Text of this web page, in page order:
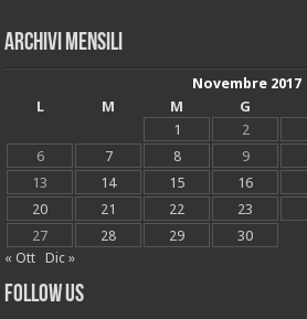
Archivi mensili
Novembre 2017
L
M M G
1
2
6
7 8 9
13
14 15 16
20
21 22 23
27
28 29
30
« Ott
Dic »
Follow Us